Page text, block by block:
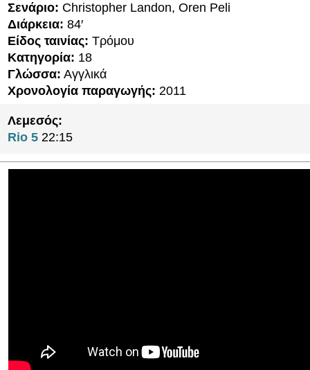
Σενάριο: Christopher Landon, Oren Peli
Διάρκεια: 84′
Είδος ταινίας: Τρόμου
Κατηγορία: 18
Γλώσσα: Αγγλικά
Χρονολογία παραγωγής: 2011
Λεμεσός:
Rio 5 22:15